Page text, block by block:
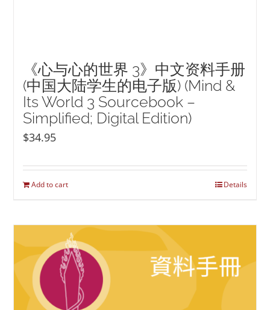
《心与心的世界 3》中文资料手册
(中国大陆学生的电子版) (Mind &
Its World 3 Sourcebook –
Simplified; Digital Edition)
$34.95
Add to cart Details